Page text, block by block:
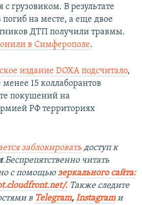
с грузовиком. В результате
на месте, а еще двое
ДТП получили травмы.
в Симферополе.
издание DOXA подсчитало,
менее 15 коллаборантов
покушений на
РФ территориях
заблокировать доступ к
.Беспрепятственно читать
с помощью зеркального сайта:
. Также следите
в Telegram, Instagramи